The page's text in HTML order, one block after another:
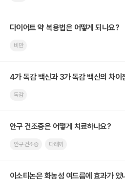
다이어트 약 복용법은 어떻게 되나요?
비만
4가 독감 백신과 3가 독감 백신의 차이
독감
안구 건조증은 어떻게 치료하나요?
안구 건조증 다래끼
이소티논은 화농성 여드름에 효과가 있